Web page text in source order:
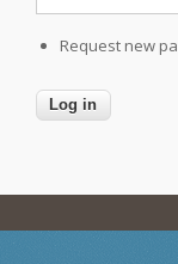
Request new